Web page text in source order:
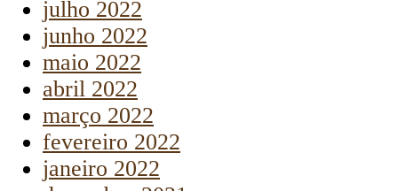
julho 2022
junho 2022
maio 2022
abril 2022
março 2022
fevereiro 2022
janeiro 2022